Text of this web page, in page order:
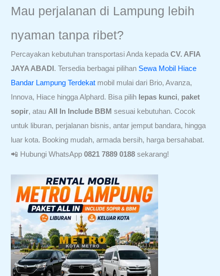
Mau perjalanan di Lampung lebih
nyaman tanpa ribet?
Percayakan kebutuhan transportasi Anda kepadaCV. AFIA
JAYA ABADI . Tersedia berbagai pilihan Sewa Mobil Hiace
Bandar Lampung Terdekat mobil mulai dari Brio, Avanza,
Innova, Hiace hingga Alphard. Bisa pilih lepas kunci, paket
sopir, atauAll In Include BBM sesuai kebutuhan. Cocok
untuk liburan, perjalanan bisnis, antar jemput bandara, hingga
luar kota. Booking mudah, armada bersih, harga bersahabat.
📲 Hubungi WhatsApp0821 7889 0188 sekarang!